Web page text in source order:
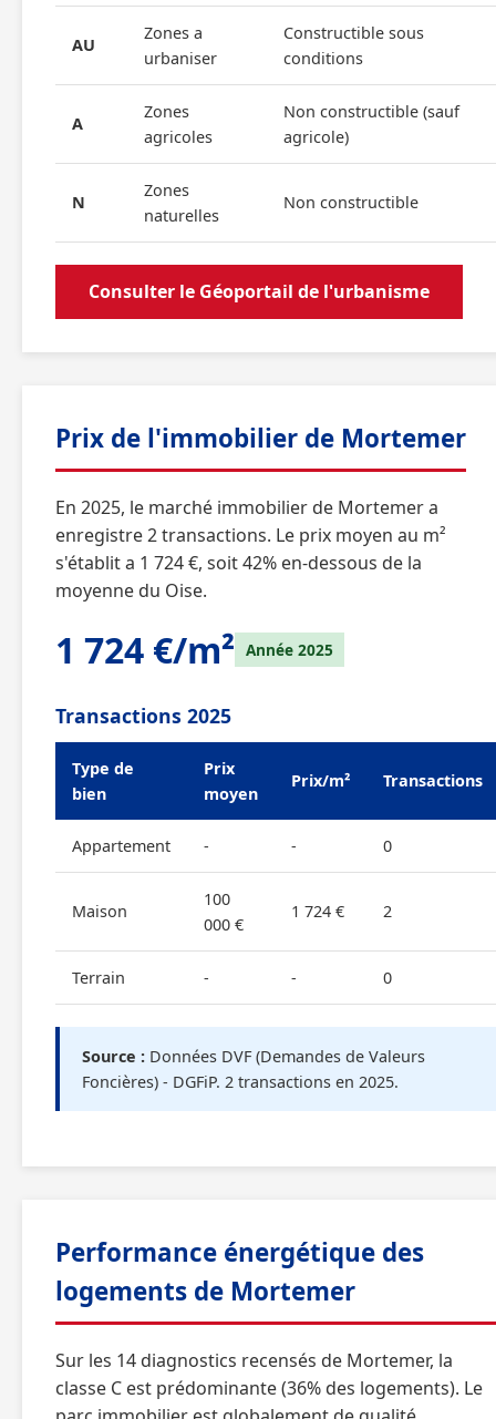
AU
Zones a
urbaniser
Constructible sous
conditions
A
Zones
agricoles
Non constructible (sauf
agricole)
N
Zones
naturelles
Non constructible
Consulter le Géoportail de l'urbanisme
Prix de l'immobilier de Mortemer
En 2025, le marché immobilier de Mortemer a
enregistre 2 transactions. Le prix moyen au m²
s'établit a 1 724 €, soit 42% en-dessous de la
moyenne du Oise.
1 724 €/m² Année 2025
Transactions 2025
Type de
bien
Prix
moyen
Prix/m² Transactions
Appartement - - 0
Maison
100
000 €
1 724 € 2
Terrain - - 0
Source : Données DVF (Demandes de Valeurs
Foncières) - DGFiP. 2 transactions en 2025.
Performance énergétique des
logements de Mortemer
Sur les 14 diagnostics recensés de Mortemer, la
classe C est prédominante (36% des logements). Le